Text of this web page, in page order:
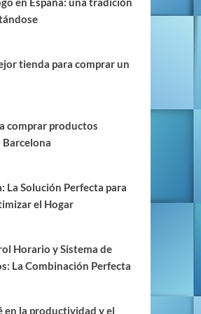
tienda para comprar un
comprar productos
Barcelona
La Solución Perfecta para
el Hogar
Horario y Sistema de
La Combinación Perfecta
en la productividad y el